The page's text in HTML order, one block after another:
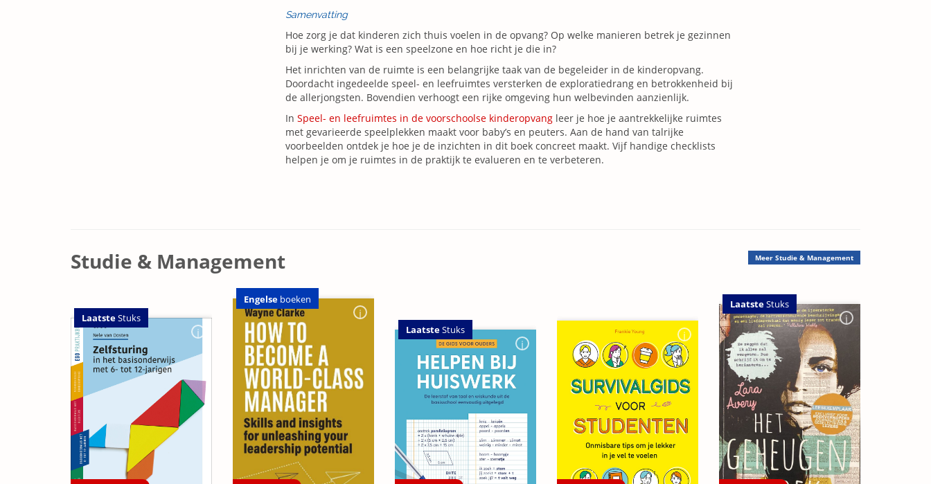
Samenvatting
Hoe zorg je dat kinderen zich thuis voelen in de opvang? Op welke manieren betrek je gezinnen
bij je werking? Wat is een speelzone en hoe richt je die in?
Het inrichten van de ruimte is een belangrijke taak van de begeleider in de kinderopvang.
Doordacht ingedeelde speel- en leefruimtes versterken de exploratiedrang en betrokkenheid bij
de allerjongsten. Bovendien verhoogt een rijke omgeving hun welbevinden aanzienlijk.
In Speel- en leefruimtes in de voorschoolse kinderopvang leer je hoe je aantrekkelijke ruimtes
met gevarieerde speelplekken maakt voor baby’s en peuters. Aan de hand van talrijke
voorbeelden ontdek je hoe je de inzichten in dit boek concreet maakt. Vijf handige checklists
helpen je om je ruimtes in de praktijk te evalueren en te verbeteren.
Studie & Management Meer Studie & Management
LaatsteStuks
Engelse boeken
LaatsteStuks
LaatsteStuks